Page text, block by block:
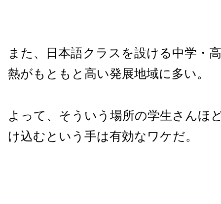
また、日本語クラスを設ける中学・
熱がもともと高い発展地域に多い。
よって、そういう場所の学生さんほ
け込むという手は有効なワケだ。